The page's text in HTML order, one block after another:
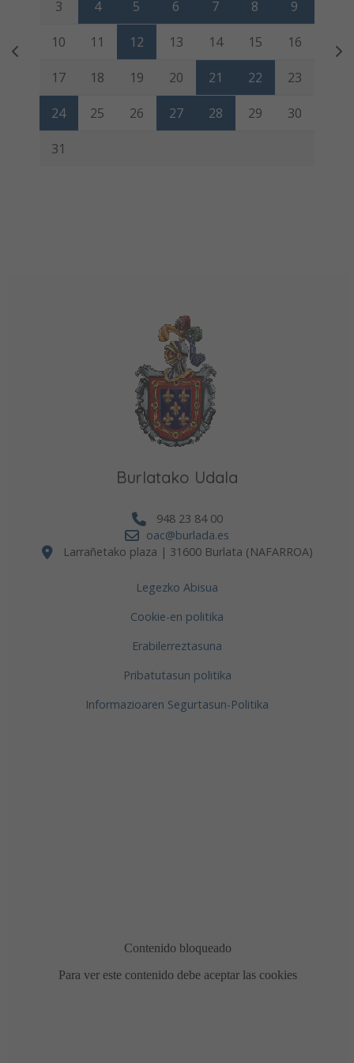
3 4 5 6 7 8 9
10 11 12 13 14 15 16
17 18 19 20 21 22 23
24 25 26 27 28 29 30
31
Burlatako Udala
948 23 84 00
oac@burlada.es
Larrañetako plaza | 31600 Burlata (NAFARROA)
Legezko Abisua
Cookie-en politika
Erabilerreztasuna
Pribatutasun politika
Informazioaren Segurtasun-Politika